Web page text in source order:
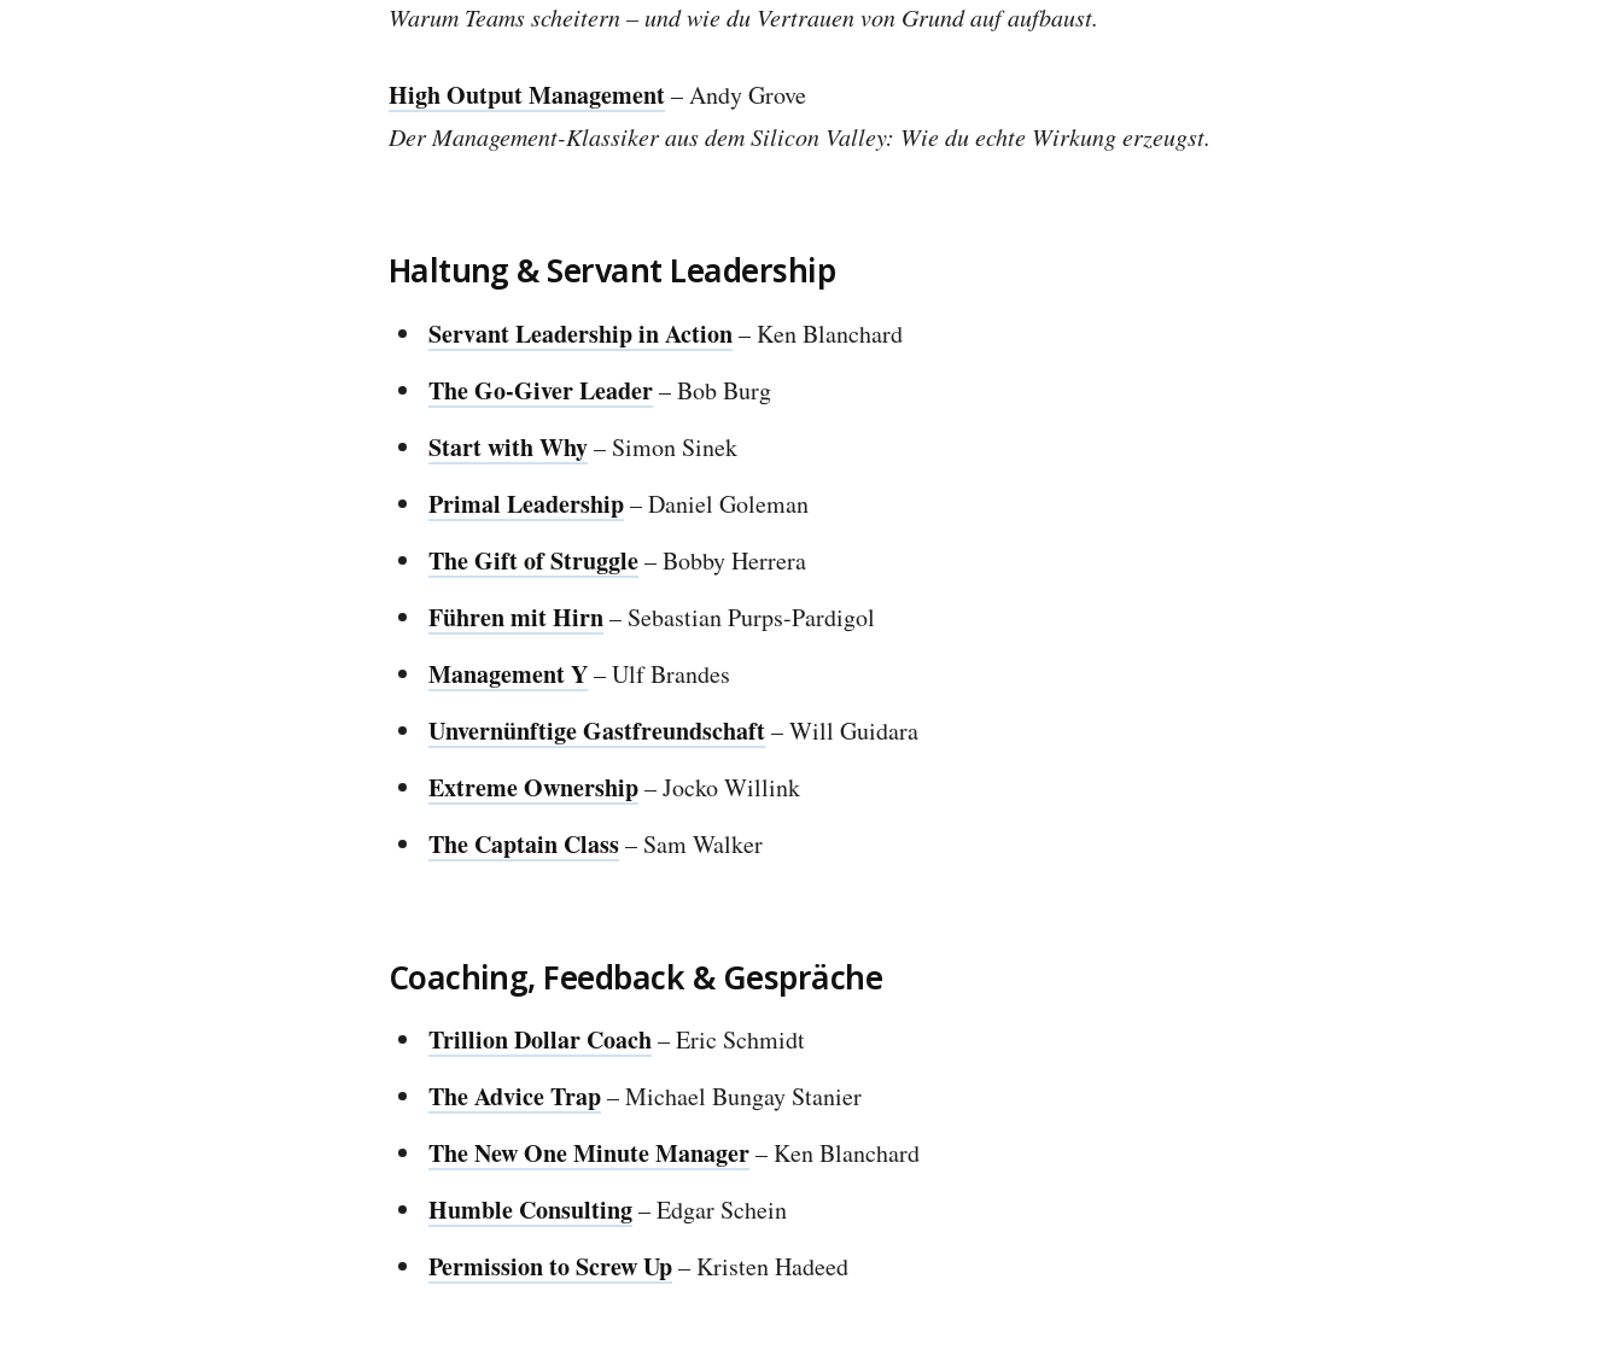
Warum Teams scheitern – und wie du Vertrauen von Grund auf aufbaust.
High Output Management– Andy Grove
Der Management-Klassiker aus dem Silicon Valley: Wie du echte Wirkung erzeugst.
Haltung & Servant Leadership
Servant Leadership in Action– Ken Blanchard
The Go-Giver Leader– Bob Burg
Start with Why– Simon Sinek
Primal Leadership– Daniel Goleman
The Gift of Struggle– Bobby Herrera
Führen mit Hirn– Sebastian Purps-Pardigol
Management Y– Ulf Brandes
Unvernünftige Gastfreundschaft– Will Guidara
Extreme Ownership– Jocko Willink
The Captain Class– Sam Walker
Coaching, Feedback & Gespräche
Trillion Dollar Coach– Eric Schmidt
The Advice Trap– Michael Bungay Stanier
The New One Minute Manager– Ken Blanchard
Humble Consulting– Edgar Schein
Permission to Screw Up– Kristen Hadeed